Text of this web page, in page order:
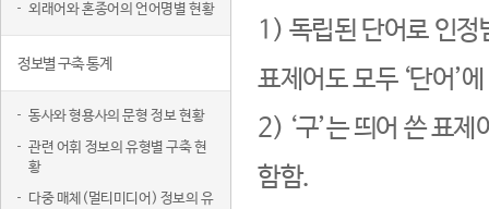
외래어와 혼종어의 언어명별 현황
정보별 구축 통계
동사와 형용사의 문형 정보 현황
관련 어휘 정보의 유형별 구축 현
황
다중 매체(멀티미디어) 정보의 유
1) 독립된 단어로 인정
표제어도 모두 ‘단어’
2) ‘구’는 띄어 쓴 표
함함.